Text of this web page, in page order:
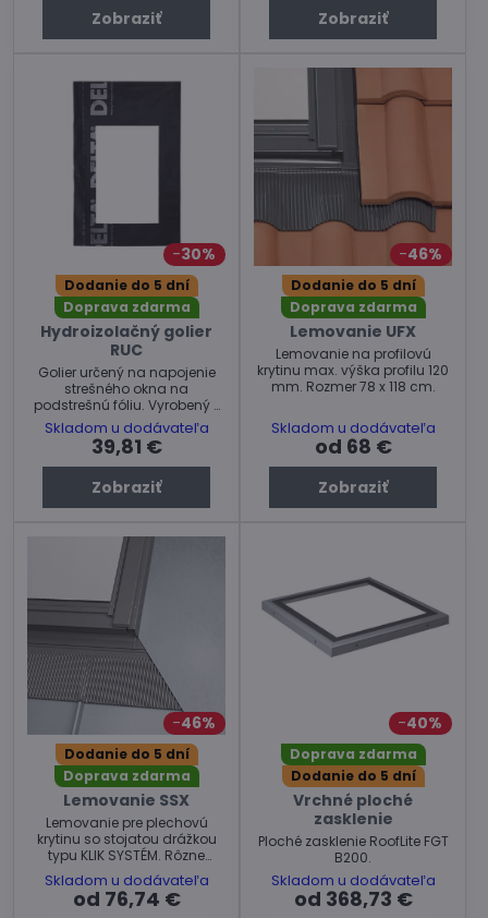
Zobraziť Zobraziť
30%
Dodanie do 5 dní
Doprava zdarma
Hydroizolačný golier
RUC
Golier určený na napojenie
strešného okna na
podstrešnú fóliu. Vyrobený z
jedného kusu bez spojov
zaručuje 100% vodotesnosť.
Skladom u dodávateľa
39,81 €
Zobraziť
46%
Dodanie do 5 dní
Doprava zdarma
Lemovanie UFX
Lemovanie na profilovú
krytinu max. výška profilu 120
mm. Rozmer 78 x 118 cm.
Skladom u dodávateľa
od 68 €
Zobraziť
46%
Dodanie do 5 dní
Doprava zdarma
Lemovanie SSX
Lemovanie pre plechovú
krytinu so stojatou drážkou
typu KLIK SYSTÉM. Rôzne
rozmery.
Skladom u dodávateľa
od 76,74 €
40%
Doprava zdarma
Dodanie do 5 dní
Vrchné ploché
zasklenie
Ploché zasklenie RoofLite FGT
B200.
Skladom u dodávateľa
od 368,73 €